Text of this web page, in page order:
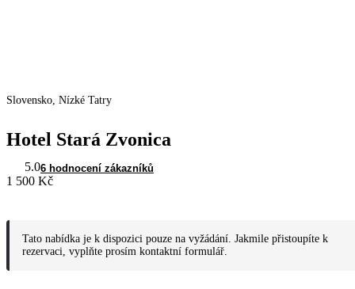
Slovensko, Nízké Tatry
Hotel Stará Zvonica
5.06 hodnocení zákazníků
1 500 Kč
Tato nabídka je k dispozici pouze na vyžádání. Jakmile přistoupíte k
rezervaci, vyplňte prosím kontaktní formulář.